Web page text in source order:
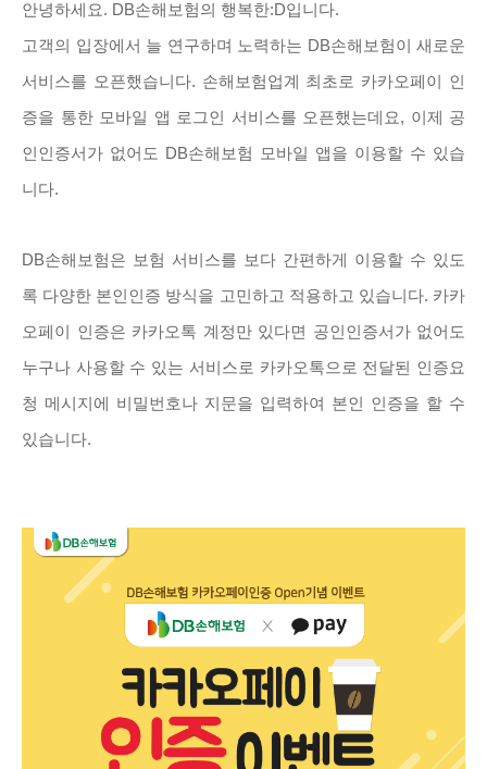
안녕하세요. DB손해보험의 행복한:D입니다.
고객의 입장에서 늘 연구하며 노력하는 DB손해보험이 새로운
서비스를 오픈했습니다. 손해보험업계 최초로 카카오페이 인
증을 통한 모바일 앱 로그인 서비스를 오픈했는데요, 이제 공
인인증서가 없어도 DB손해보험 모바일 앱을 이용할 수 있습
니다.
DB손해보험은 보험 서비스를 보다 간편하게 이용할 수 있도
록 다양한 본인인증 방식을 고민하고 적용하고 있습니다. 카카
오페이 인증은 카카오톡 계정만 있다면 공인인증서가 없어도
누구나 사용할 수 있는 서비스로 카카오톡으로 전달된 인증요
청 메시지에 비밀번호나 지문을 입력하여 본인 인증을 할 수
있습니다.